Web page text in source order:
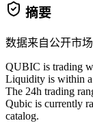
摘要
数据来自公开市
QUBIC is trading
Liquidity is within a
The 24h trading
Qubic is currently
catalog.